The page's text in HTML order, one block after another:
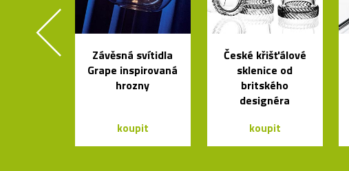
Závěsná svítidla
Grape inspirovaná
hrozny
koupit
České křišťálové
sklenice od
britského
designéra
koupit